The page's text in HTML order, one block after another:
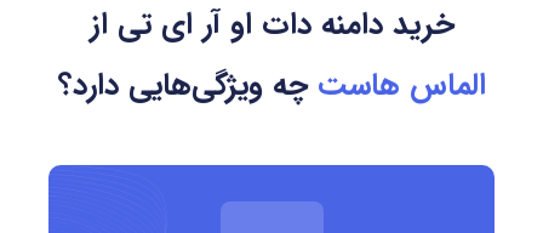
استفاده از حروف، اعداد و خط فاصله مجاز است (به جز ابتدا و
انتهای نام دامنه)
کشور مرتبط: اتریش
خرید دامنه دات او آر ای تی از
الماس هاست چه ویژگی‌هایی دارد؟